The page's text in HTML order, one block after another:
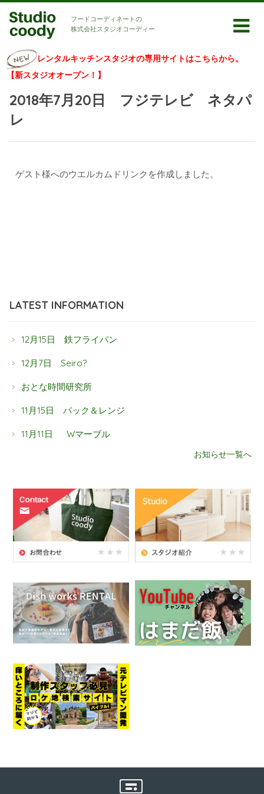
フードコーディネートの
株式会社スタジオコーディー
レンタルキッチンスタジオの専用サイトはこちらから。
【新スタジオオープン！】
2018年7月20日 フジテレビ ネタパ
レ
ゲスト様へのウエルカムドリンクを作成しました。
LATEST INFORMATION
12月15日 鉄フライパン
12月7日 Seiro?
おとな時間研究所
11月15日 パック＆レンジ
11月11日 Wマーブル
お知らせ一覧へ